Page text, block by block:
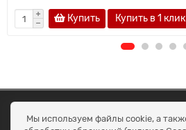
Купить Купить в 1 клик
ОКЕАН ТРЕЙД
Договір публичної оферти
Мы используем файлы cookie, а